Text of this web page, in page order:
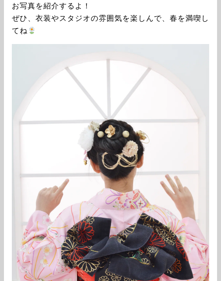
お写真を紹介するよ！
ぜひ、衣装やスタジオの雰囲気を楽しんで、春を満喫し
てね